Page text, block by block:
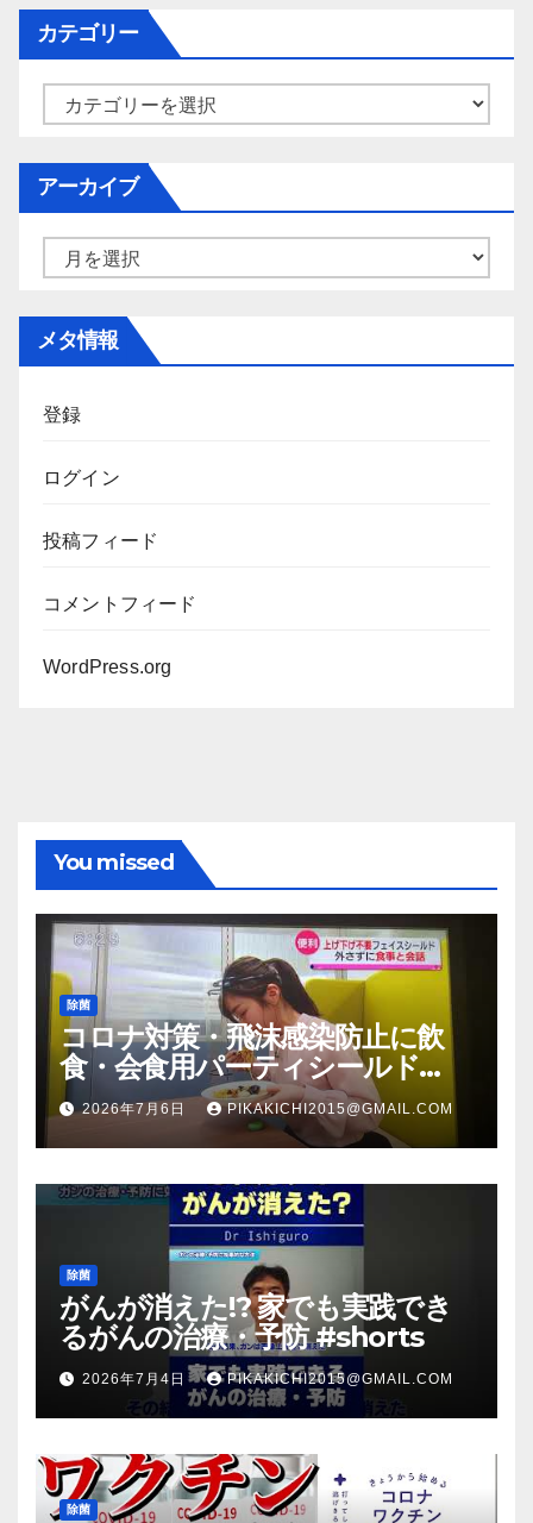
カテゴリー
ー
アーカイブ
メタ情報
登録
ログイン
投稿フィード
コメントフィード
WordPress.org
You missed
除菌
コロナ対策・飛沫感染防止に飲
食・会食用パーティシールド
（マスク会食代替品）ＦＢＣ福井
放送のＴＶ番組での紹介映像
2026年7月6日 PIKAKICHI2015@GMAIL.COM
除菌
がんが消えた!? 家でも実践でき
るがんの治療・予防 #shorts
2026年7月4日 PIKAKICHI2015@GMAIL.COM
除菌